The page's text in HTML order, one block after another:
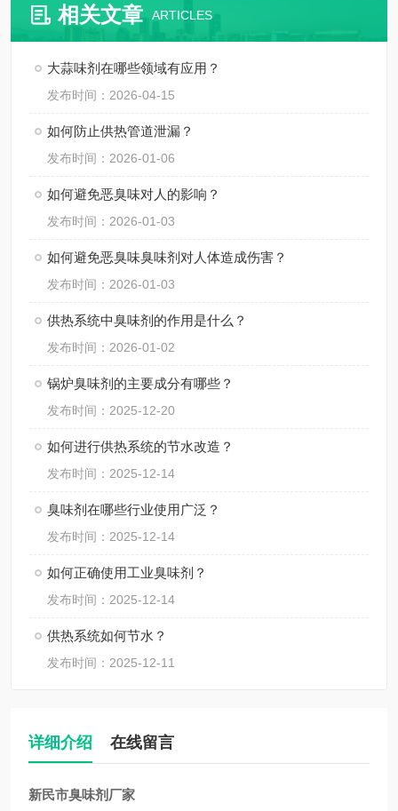
相关文章 ARTICLES
大蒜味剂在哪些领域有应用？
发布时间：2026-04-15
如何防止供热管道泄漏？
发布时间：2026-01-06
如何避免恶臭味对人的影响？
发布时间：2026-01-03
如何避免恶臭味臭味剂对人体造成伤害？
发布时间：2026-01-03
供热系统中臭味剂的作用是什么？
发布时间：2026-01-02
锅炉臭味剂的主要成分有哪些？
发布时间：2025-12-20
如何进行供热系统的节水改造？
发布时间：2025-12-14
臭味剂在哪些行业使用广泛？
发布时间：2025-12-14
如何正确使用工业臭味剂？
发布时间：2025-12-14
供热系统如何节水？
发布时间：2025-12-11
详细介绍 在线留言
新民市臭味剂厂家